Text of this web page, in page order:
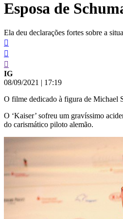
conteúdo
Esposa de
Ela deu declarações fortes sobre a
IG
08/09/2021 | 17:19
O filme dedicado à figura de Michael
O ‘Kaiser’ sofreu um gravíssimo
do carismático piloto alemão.